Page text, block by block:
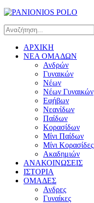
ΑΡΧΙΚΗ
ΝΕΑ ΟΜΑΔΩΝ
Ανδρών
Γυναικών
Νέων
Νέων Γυναικών
Εφήβων
Νεανίδων
Παίδων
Κορασίδων
Μίνι Παίδων
Μίνι Κορασίδες
Ακαδημιών
ΑΝΑΚΟΙΝΩΣΕΙΣ
ΙΣΤΟΡΙΑ
ΟΜΑΔΕΣ
Ανδρες
Γυναίκες